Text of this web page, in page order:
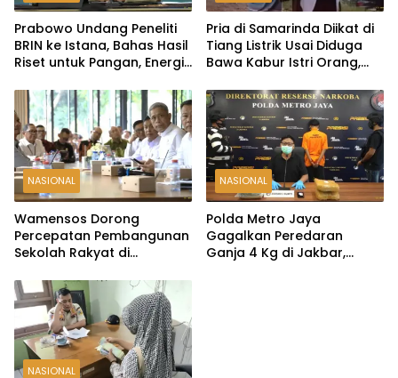
Prabowo Undang Peneliti
BRIN ke Istana, Bahas Hasil
Riset untuk Pangan, Energi,
Pria di Samarinda Diikat di
Tiang Listrik Usai Diduga
Bawa Kabur Istri Orang,
NASIONAL
Wamensos Dorong
Percepatan Pembangunan
Sekolah Rakyat di
Polewali Mandar
NASIONAL
Polda Metro Jaya
Gagalkan Peredaran
Ganja 4 Kg di Jakbar,
NASIONAL